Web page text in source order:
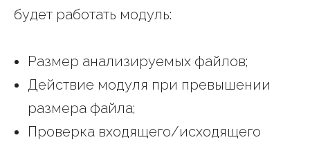
будет работать модуль:
Размер анализируемых файлов;
Действие модуля при превышении
размера файла;
Проверка входящего/исходящего